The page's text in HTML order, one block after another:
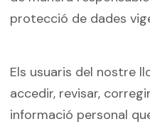
protecció de dades
Els usuaris del nostre
accedir, revisar,
informació personal